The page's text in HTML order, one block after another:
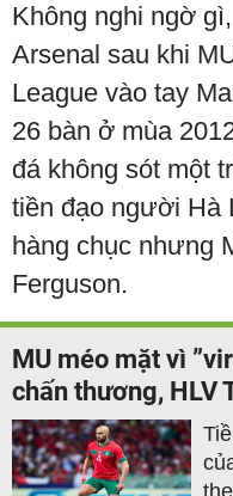
Không nghi ngờ
Arsenal sau khi
League vào tay
26 bàn ở mùa
đá không sót một
tiền đạo người Hà
hàng chục nhưng
Ferguson.
MU méo mặt vì
chấn thương, HLV